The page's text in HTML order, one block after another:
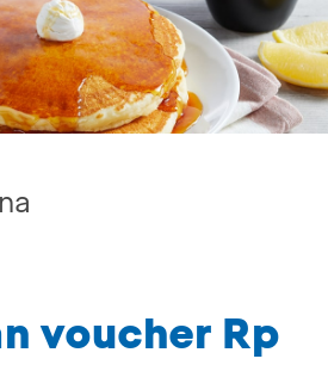
voucher Rp